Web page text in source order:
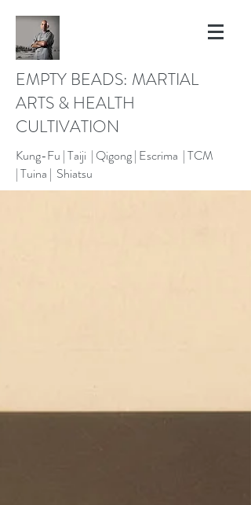
EMPTY BEADS: MARTIAL
ARTS & HEALTH
CULTIVATION
Kung-Fu |Taiji | Qigong | Escrima |TCM
|Tuina | Shiatsu